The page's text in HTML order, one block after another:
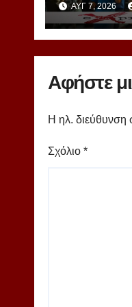
ΑΥΓ 7, 2026
Αφήστε
Η ηλ. διεύθυνση
Σχόλιο *